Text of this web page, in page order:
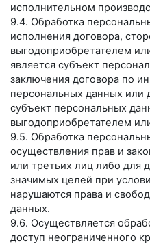
исполнительном
9.4. Обработка
исполнения договора,
выгодоприобретателем
является субъект
заключения договора по
персональных данных или
субъект персональных
выгодоприобретателем
9.5. Обработка
осуществления прав и
или третьих лиц либо для
значимых целей при
нарушаются права и
данных.
9.6. Осуществляется
доступ неограниченного